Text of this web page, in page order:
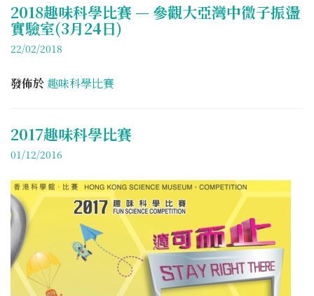
2018趣味科學比賽 — 參觀大亞灣中微子振盪
實驗室(3月24日)
22/02/2018
發佈於 趣味科學比賽
2017趣味科學比賽
01/12/2016